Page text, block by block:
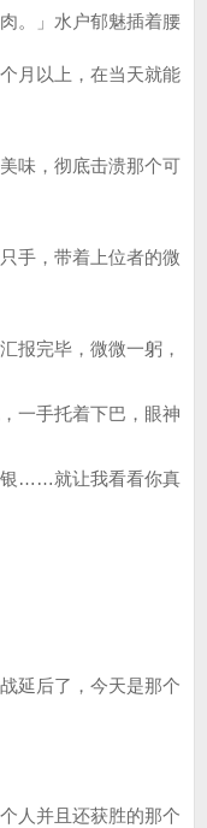
」水户郁魅插着腰
月以上，在当天就能
味，彻底击溃那个可
手，带着上位者的微
完毕，微微一躬，
一手托着下巴，眼神
……就让我看看你真
延后了，今天是那个
人并且还获胜的那个